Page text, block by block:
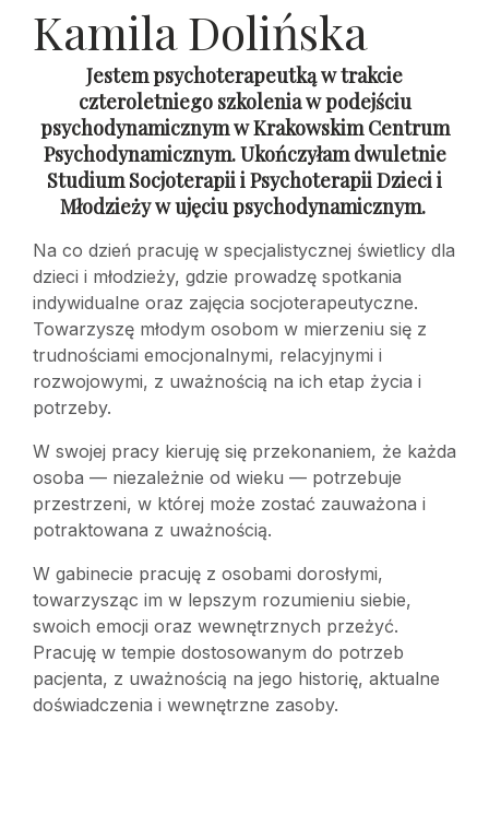
Kamila Dolińska
Jestem psychoterapeutką w trakcie
czteroletniego szkolenia w podejściu
psychodynamicznym w Krakowskim Centrum
Psychodynamicznym. Ukończyłam dwuletnie
Studium Socjoterapii i Psychoterapii Dzieci i
Młodzieży w ujęciu psychodynamicznym.
Na co dzień pracuję w specjalistycznej świetlicy dla
dzieci i młodzieży, gdzie prowadzę spotkania
indywidualne oraz zajęcia socjoterapeutyczne.
Towarzyszę młodym osobom w mierzeniu się z
trudnościami emocjonalnymi, relacyjnymi i
rozwojowymi, z uważnością na ich etap życia i
potrzeby.
W swojej pracy kieruję się przekonaniem, że każda
osoba — niezależnie od wieku — potrzebuje
przestrzeni, w której może zostać zauważona i
potraktowana z uważnością.
W gabinecie pracuję z osobami dorosłymi,
towarzysząc im w lepszym rozumieniu siebie,
swoich emocji oraz wewnętrznych przeżyć.
Pracuję w tempie dostosowanym do potrzeb
pacjenta, z uważnością na jego historię, aktualne
doświadczenia i wewnętrzne zasoby.